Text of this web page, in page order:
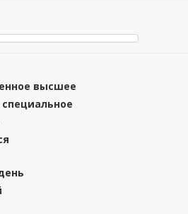
высшее